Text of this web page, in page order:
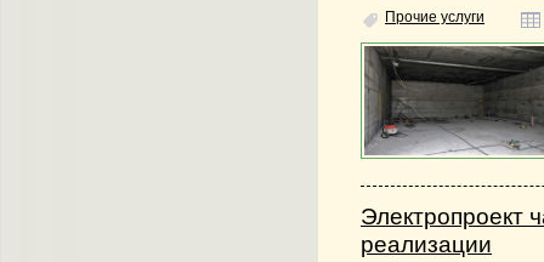
Прочие услуги
Электропроект
реализации